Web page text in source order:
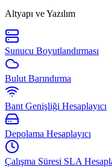
Altyapı ve Yazılım
Sunucu Boyutlandırması
Bulut Barındırma
Bant Genişliği Hesaplayıcı
Depolama Hesaplayıcı
Çalışma Süresi SLA